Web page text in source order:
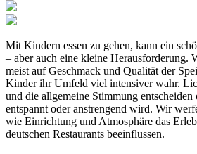
Mit Kindern essen zu gehen, kann ein
– aber auch eine kleine Herausforderung.
meist auf Geschmack und Qualität der
Kinder ihr Umfeld viel intensiver wahr.
und die allgemeine Stimmung entscheiden
entspannt oder anstrengend wird. Wir
wie Einrichtung und Atmosphäre das
deutschen Restaurants beeinflussen.